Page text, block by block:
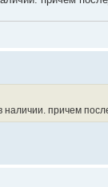
наличии. причем